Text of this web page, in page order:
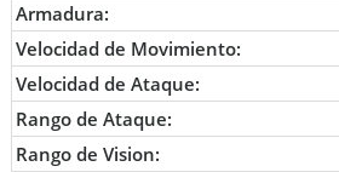
Armadura:
Velocidad de Movimiento:
Velocidad de Ataque:
Rango de Ataque:
Rango de Vision: